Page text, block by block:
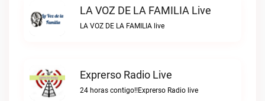
LA VOZ DE LA FAMILIA Live
LA VOZ DE LA FAMILIA live
Exprerso Radio Live
24 horas contigo!!Exprerso Radio live